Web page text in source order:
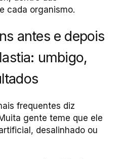
cada organismo.
antes e depois
umbigo,
frequentes diz
gente teme que ele
desalinhado ou